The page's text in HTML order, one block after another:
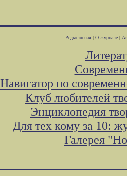
Редколлегия| О журнале|
Навигатор по
Клуб любителей
Энциклопедия
Для тех кому за 10:
Галерея